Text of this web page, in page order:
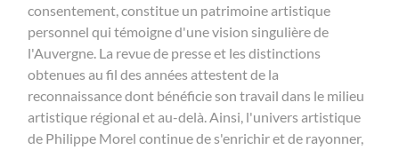
consentement, constitue un patrimoine artistique
personnel qui témoigne d'une vision singulière de
l'Auvergne. La revue de presse et les distinctions
obtenues au fil des années attestent de la
reconnaissance dont bénéficie son travail dans le milieu
artistique régional et au-delà. Ainsi, l'univers artistique
de Philippe Morel continue de s'enrichir et de rayonner,